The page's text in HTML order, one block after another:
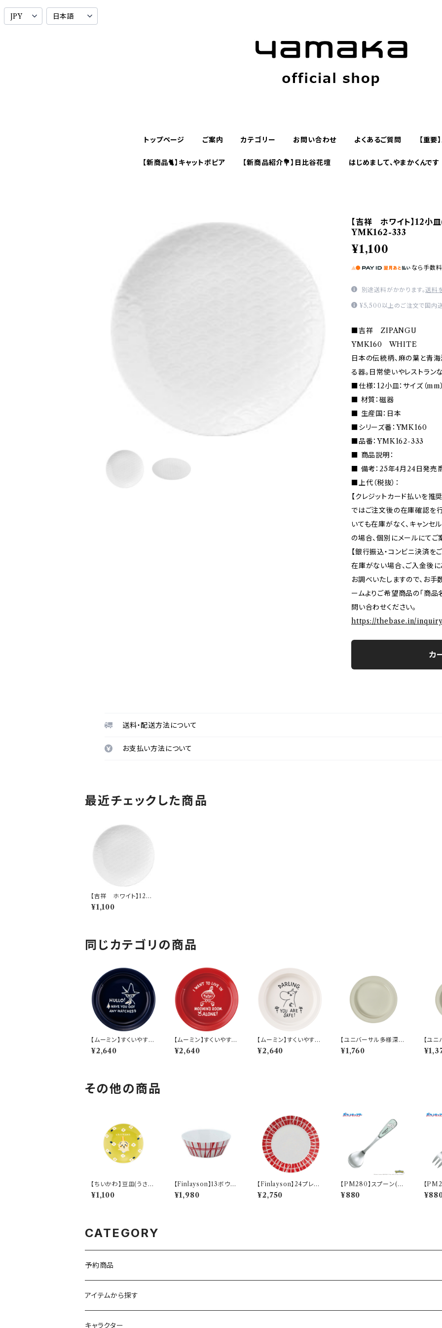
トップページ ご案内 カテゴリー お問い合わせ よくあるご質問 【重
【新商品🐈】キャットポピア 【新商品紹介💐】日比谷花壇 はじめまして、やまかくんです
【吉祥 ホワイト】12小
YMK162-333
¥1,100
なら 手数
別途送料がかかります。送料
¥5,500以上のご注文で国内
■吉祥 ZIPANGU
YMK160 WHITE
日本の伝統柄、麻の葉と青
る器。日常使いやレストラ
■仕様：12小皿：サイズ（
■ 材質：磁器
■ 生産国：日本
■シリーズ番：YMK160
■品番：YMK162-333
■ 商品説明：
■ 備考：25年4月24日発売
■上代（税抜）：
【クレジットカード払いを推
ではご注文後の在庫確認を
いても在庫がなく、キャンセ
の場合、個別にメールにてご
【銀行振込・コンビニ決済を
在庫がない場合、ご入金後
お調べいたしますので、お
ームよりご希望商品の「商品
問い合わせください。
https://thebase.in/
カ
送料・配送方法について
お支払い方法について
最近チェックした商品
【吉祥 ホワイト】12小
皿(青海波)【YMK160】
YMK162-333
¥1,100
同じカテゴリの商品
【ムーミン】すくいやすい
カレー皿（スナフキン）
【MM9000】MM900
¥2,640
【ムーミン】すくいやすい
カレー皿（リトルミィ）
【MM9000】MM900
¥2,640
【ムーミン】すくいやすい
カレー皿（ムーミン）【M
M9000】MM9001-3
¥2,640
【ユニバーサル多様深
皿】【すくいやすいうつ
わ】21cm ディーププレ
¥1,760
【ユ
皿】【
わ】
その他の商品
【ちいかわ】豆皿(うさぎ)
【CKW20】CKW23-3
33
¥1,100
【Finlayson】13ボウル
（レッド）【コロナ】
¥1,980
【Finlayson】24プレー
ト（レッド）【コロナ】
¥2,750
【PM280】スプーン(ゼ
ニガメ)【Daily Sketch】
PM283-850
¥880
【
シギ
h】
CATEGORY
予約商品
アイテムから探す
九谷焼
キャラクター